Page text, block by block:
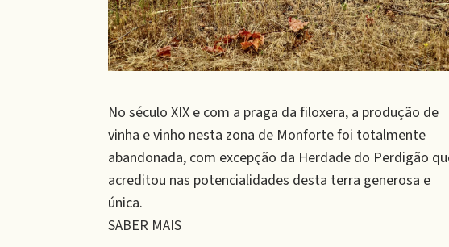
No século XIX e com a praga da filoxera, a produção de
vinha e vinho nesta zona de Monforte foi totalmente
abandonada, com excepção da Herdade do Perdigão
acreditou nas potencialidades desta terra generosa e
única.
SABER MAIS